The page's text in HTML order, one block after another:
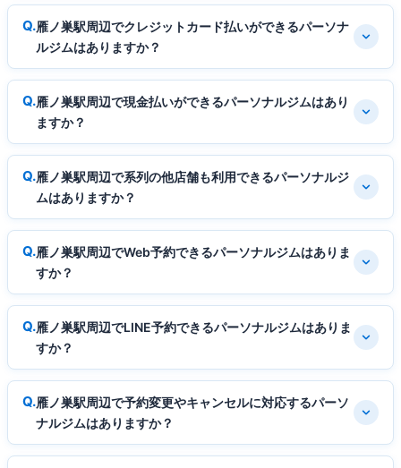
雁ノ巣駅周辺でクレジットカード払いができるパーソナ
ルジムはありますか？
雁ノ巣駅周辺で現金払いができるパーソナルジムはあり
ますか？
雁ノ巣駅周辺で系列の他店舗も利用できるパーソナルジ
ムはありますか？
雁ノ巣駅周辺でWeb予約できるパーソナルジムはありま
すか？
雁ノ巣駅周辺でLINE予約できるパーソナルジムはありま
すか？
雁ノ巣駅周辺で予約変更やキャンセルに対応するパーソ
ナルジムはありますか？